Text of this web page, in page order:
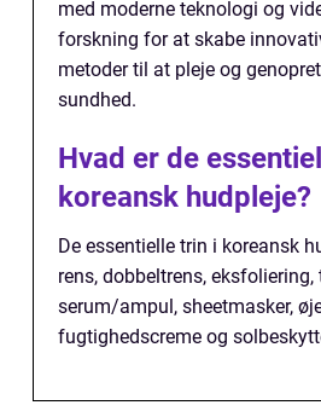
med moderne teknologi og
forskning for at skabe
metoder til at pleje og
sundhed.
Hvad er de
koreansk hudpleje?
De essentielle trin i koreansk
rens, dobbeltrens, eksfoliering,
serum/ampul, sheetmasker,
fugtighedscreme og